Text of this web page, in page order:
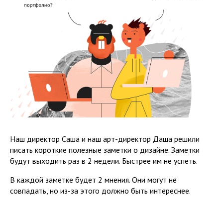
Наш директор Саша и наш арт-директор Даша решили
писать короткие полезные заметки о дизайне. Заметки
будут выходить раз в 2 недели. Быстрее им не успеть.
В каждой заметке будет 2 мнения. Они могут не
совпадать, но из-за этого должно быть интереснее.